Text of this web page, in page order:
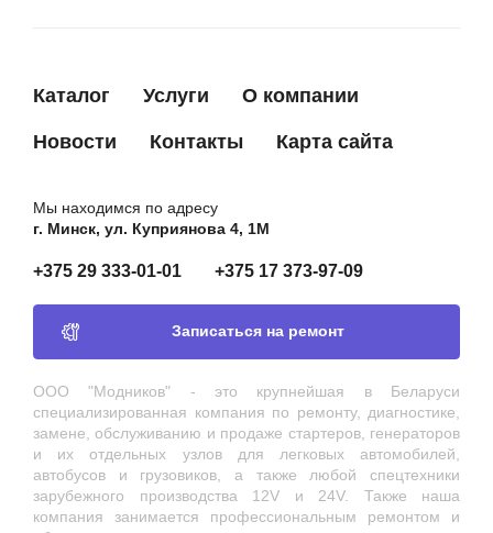
Каталог Услуги О компании
Новости Контакты Карта сайта
Мы находимся по адресу
г. Минск, ул. Куприянова 4, 1М
+375 29 333-01-01 +375 17 373-97-09
Записаться на ремонт
ООО "Модников" - это крупнейшая в Беларуси
специализированная компания по ремонту, диагностике,
замене, обслуживанию и продаже стартеров, генераторов
и их отдельных узлов для легковых автомобилей,
автобусов и грузовиков, а также любой спецтехники
зарубежного производства 12V и 24V. Также наша
компания занимается профессиональным ремонтом и